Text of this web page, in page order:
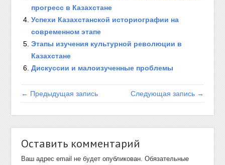
прогресс в Казахстане
Успехи Казахстанской историографии на
современном этапе
Этапы изучения культурной революции в
Казахстане
Дискуссии и малоизученные проблемы
← Предыдущая запись Следующая запись →
Оставить комментарий
Ваш адрес email не будет опубликован. Обязательные